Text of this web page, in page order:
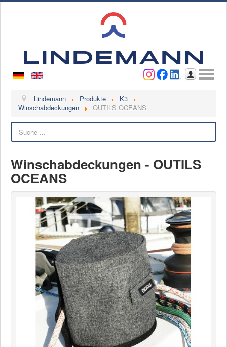
Benutzername
Lindemann
Ansprechpartner
Videos
Kontakt
Ansprechpartner
Kontaktformular
Kunde werden
Reklamation
News
Produkte
Produkte
Neuheiten
Katalogcenter
Kataloge bestellen
Lindemann Produkte
K3
Winschabdeckungen
OUTILS OCEANS
Winschabdeckungen - OUTILS
OCEANS